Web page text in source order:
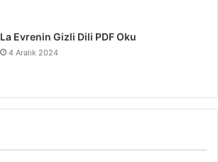
La Evrenin Gizli Dili PDF Oku
4 Aralık 2024